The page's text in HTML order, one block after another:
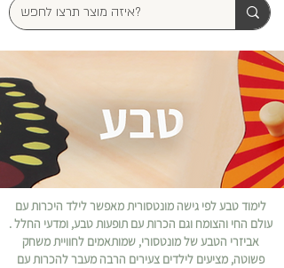
לימוד טבע לפי גישה מונטסורית מאפשר לילד היכרות עם
עולם החי והצומח וגם הכרות עם תופעות טבע, ומדעי החלל .
אביזרי הטבע של מונטסורי, שמותאמים לחוויית משחק
פשוטה, מציעים לילדים צעירים הרבה מעבר להכרות עם